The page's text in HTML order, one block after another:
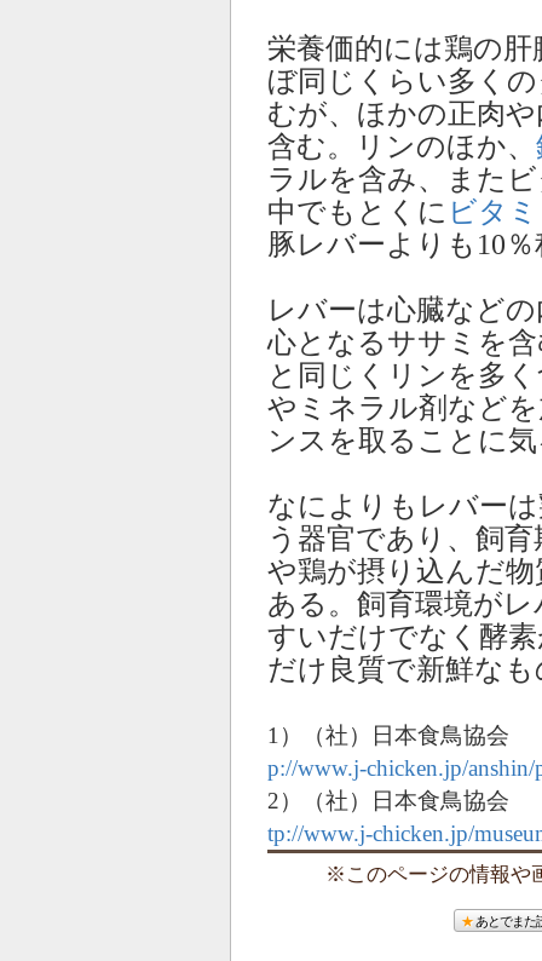
栄養価的には鶏の
ぼ同じくらい多く
むが、ほかの正肉
含む。リンのほか、
ラルを含み、また
中でもとくに ビタ
豚レバーよりも10
レバーは心臓など
心となるササミを
と同じくリンを多
やミネラル剤など
ンスを取ることに
なによりもレバー
う器官であり、飼
や鶏が摂り込んだ
ある。飼育環境が
すいだけでなく酵
だけ良質で新鮮な
1）（社）日本食鳥協会
p://www.j-chicken.jp/
2）（社）日本食鳥協会
tp://www.j-chicken.jp/
このページの情報や
あとでまた